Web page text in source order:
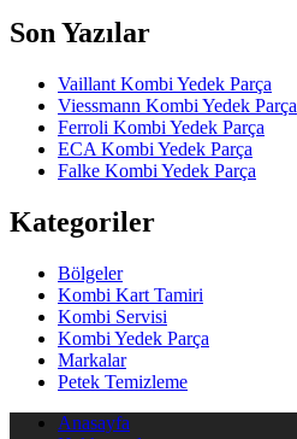
Son Yazılar
Vaillant Kombi Yedek Parça
Viessmann Kombi Yedek Parça
Ferroli Kombi Yedek Parça
ECA Kombi Yedek Parça
Falke Kombi Yedek Parça
Kategoriler
Bölgeler
Kombi Kart Tamiri
Kombi Servisi
Kombi Yedek Parça
Markalar
Petek Temizleme
Anasayfa